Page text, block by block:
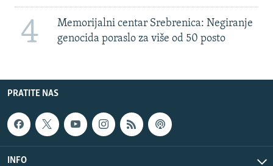
4
Memorijalni centar Srebrenica: Negiranje
genocida poraslo za više od 50 posto
PRATITE NAS
INFO